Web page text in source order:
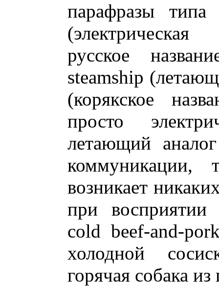
парафразы типа
русское
steamship
(корякское
просто
летающий
возникает
при
cold beef-and-
холодной
горячая собака